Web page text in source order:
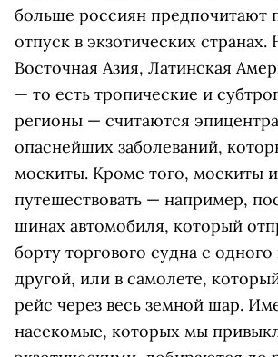
больше россиян предпочитают
отпуск в экзотических
Восточная Азия, Латинская
— то есть тропические и
регионы — считаются
опаснейших заболеваний,
москиты. Кроме того, москиты
путешествовать — например,
шинах автомобиля, который
борту торгового судна с
другой, или в самолете,
рейс через весь земной шар.
насекомые, которых мы